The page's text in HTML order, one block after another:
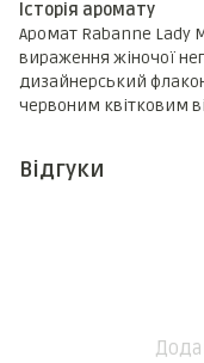
Історія аромату
Аромат Rabanne Lady
вираження жіночої
дизайнерський
червоним квітковим
Відгуки